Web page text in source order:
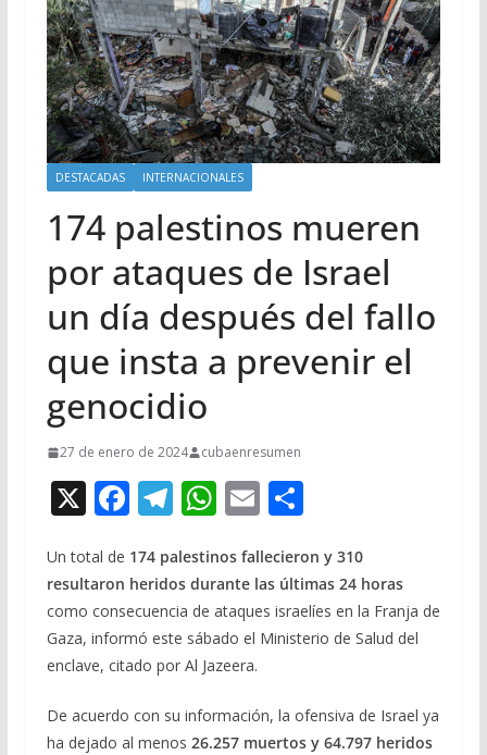
DESTACADAS INTERNACIONALES
174 palestinos mueren
por ataques de Israel
un día después del fallo
que insta a prevenir el
genocidio
27 de enero de 2024 cubaenresumen
X F
e
b
o
o
k
T
e
gr
a
m
W
at
s
A
p
p
E
ai
l
C
m
p
ar
r
Un total de 174 palestinos fallecieron y 310
resultaron heridos durante las últimas 24 horas
como consecuencia de ataques israelíes en la Franja de
Gaza, informó este sábado el Ministerio de Salud del
enclave, citado por Al Jazeera.
De acuerdo con su información, la ofensiva de Israel ya
ha dejado al menos 26.257 muertos y 64.797 heridos